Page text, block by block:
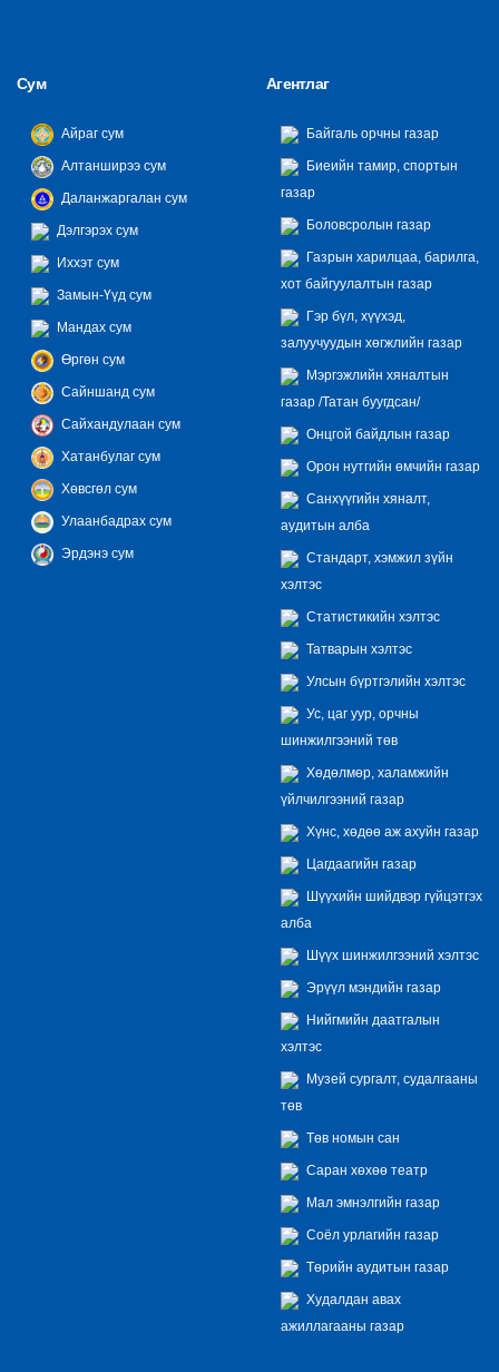
Сум
Айраг сум
Алтанширээ сум
Даланжаргалан сум
Дэлгэрэх сум
Иххэт сум
Замын-Үүд сум
Мандах сум
Өргөн сум
Сайншанд сум
Сайхандулаан сум
Хатанбулаг сум
Хөвсгөл сум
Улаанбадрах сум
Эрдэнэ сум
Агентлаг
Байгаль орчны газар
Биеийн тамир, спортын
газар
Боловсролын газар
Газрын харилцаа, барилга,
хот байгуулалтын газар
Гэр бүл, хүүхэд,
залуучуудын хөгжлийн газар
Мэргэжлийн хяналтын
газар /Татан буугдсан/
Онцгой байдлын газар
Орон нутгийн өмчийн газар
Санхүүгийн хяналт,
аудитын алба
Стандарт, хэмжил зүйн
хэлтэс
Статистикийн хэлтэс
Татварын хэлтэс
Улсын бүртгэлийн хэлтэс
Ус, цаг уур, орчны
шинжилгээний төв
Хөдөлмөр, халамжийн
үйлчилгээний газар
Хүнс, хөдөө аж ахуйн газар
Цагдаагийн газар
Шүүхийн шийдвэр гүйцэтгэх
алба
Шүүх шинжилгээний хэлтэс
Эрүүл мэндийн газар
Нийгмийн даатгалын
хэлтэс
Музей сургалт, судалгааны
төв
Төв номын сан
Саран хөхөө театр
Мал эмнэлгийн газар
Соёл урлагийн газар
Төрийн аудитын газар
Худалдан авах
ажиллагааны газар